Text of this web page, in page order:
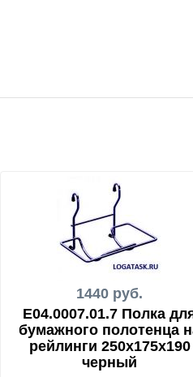
1440 руб.
E04.0007.01.7 Полка
бумажного полотенца
рейлинги 250х175х190
черный